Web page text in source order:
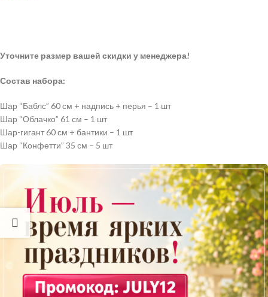
Уточните размер вашей скидки у менеджера!
Состав набора:
Шар “Баблс” 60 см + надпись + перья – 1 шт
Шар “Облачко” 61 см – 1 шт
Шар-гигант 60 см + бантики – 1 шт
Шар “Конфетти” 35 см – 5 шт